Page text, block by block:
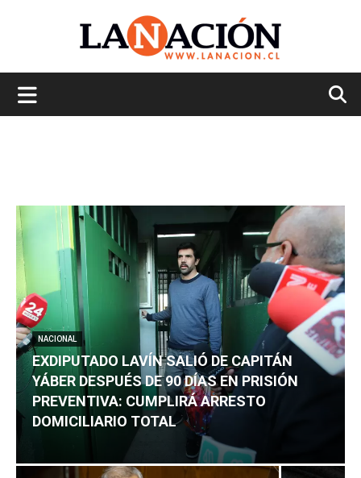
NACIONAL
EXDIPUTADO LAVÍN SALIÓ DE CAPITÁN
YÁBER DESPUÉS DE 90 DÍAS EN PRISIÓN
PREVENTIVA: CUMPLIRÁ ARRESTO
DOMICILIARIO TOTAL